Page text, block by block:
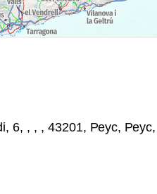
6, , , , 43201, Реус,